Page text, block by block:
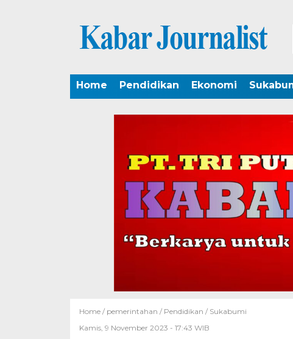
Home Pendidikan Ekonomi
Home / pemerintahan / Pendidikan / Sukabumi
Kamis, 9 November 2023 - 17:43 WIB